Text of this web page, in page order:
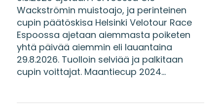
Wackströmin muistoajo, ja perinteinen
cupin päätöskisa Helsinki Velotour Race
Espoossa ajetaan aiemmasta poiketen
yhtä päivää aiemmin eli lauantaina
29.8.2026. Tuolloin selviää ja palkitaan
cupin voittajat. Maantiecup 2024...